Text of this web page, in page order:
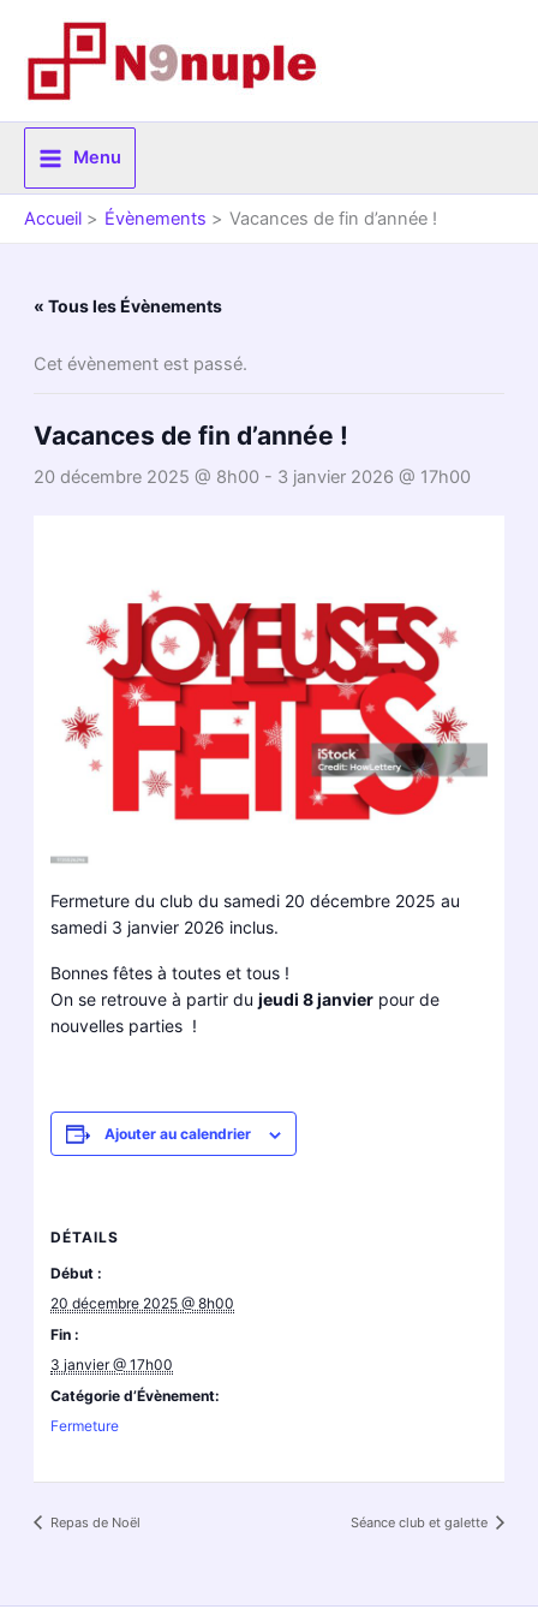
contenu
Menu
Accueil Évènements Vacances de fin d’année !
« Tous les Évènements
Cet évènement est passé.
Vacances de fin d’année !
20 décembre 2025 @ 8h00- 3 janvier 2026 @ 17h00
Fermeture du club du samedi 20 décembre 2025 au
samedi 3 janvier 2026 inclus.
Bonnes fêtes à toutes et tous !
On se retrouve à partir dujeudi 8 janvier pour de
nouvelles parties !
Ajouter au calendrier
DÉTAILS
Début :
20 décembre 2025 @ 8h00
Fin :
3 janvier @ 17h00
Catégorie d’Évènement:
Fermeture
Repas de Noël Séance club et galette